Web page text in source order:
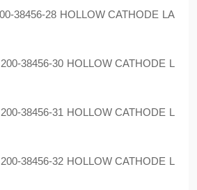
38456-28 HOLLOW CATHODE LA
38456-30 HOLLOW CATHODE L
38456-31 HOLLOW CATHODE L
38456-32 HOLLOW CATHODE L